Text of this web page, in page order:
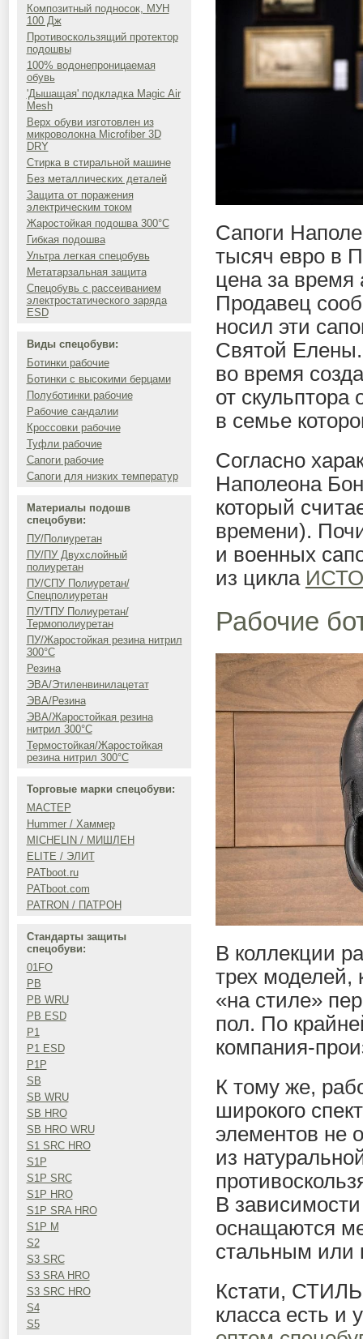
Композитный подносок, МУН
100 Дж
Противоскользящий протектор
подошвы
100% водонепроницаемая
обувь
'Дышащая' подкладка Magic Air
Mesh
Верх обуви изготовлен из
микроволокна Microfiber 3D
DRY
Стирка в стиральной машине
Без металлических деталей
Защита от поражения
электрическим током
Жаростойкая подошва 300°C
Гибкая подошва
Ультра легкая спецобувь
Метатарзальная защита
Спецобувь с рассеиванием
электростатического заряда
ESD
Виды спецобуви:
Ботинки рабочие
Ботинки с высокими берцами
Полуботинки рабочие
Рабочие сандалии
Кроссовки рабочие
Туфли рабочие
Сапоги рабочие
Сапоги для низких температур
Материалы подошв
спецобуви:
ПУ/Полиуретан
ПУ/ПУ Двухслойный
полиуретан
ПУ/СПУ Полиуретан/
Спецполиуретан
ПУ/ТПУ Полиуретан/
Термополиуретан
ПУ/Жаростойкая резина нитрил
300°C
Резина
ЭВА/Этиленвинилацетат
ЭВА/Резина
ЭВА/Жаростойкая резина
нитрил 300°C
Термостойкая/Жаростойкая
резина нитрил 300°C
Торговые марки спецобуви:
МАСТЕР
Hummer / Хаммер
MICHELIN / МИШЛЕН
ELITE / ЭЛИТ
PATboot.ru
PATboot.com
PATRON / ПАТРОН
Стандарты защиты
спецобуви:
01FO
PB
PB WRU
PB ESD
P1
P1 ESD
P1P
SB
SB WRU
SB HRO
SB HRO WRU
S1 SRC HRO
S1P
S1P SRC
S1P HRO
S1P SRA HRO
S1P M
S2
S3 SRC
S3 SRA HRO
S3 SRC HRO
S4
S5
Сапоги
тысяч евро в
цена за время
Продавец
носил эти
Святой Елены.
во время
от
в семье
Согласно
Наполеона
который
времени).
и военных
из цикла
Рабочие
В коллекции
трех моделей,
«на стиле»
пол. По
компания-
К тому же,
широкого
элементов не
из
В
оснащаются
стальным или
Кстати,
класса есть